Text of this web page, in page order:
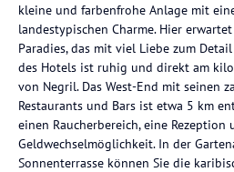
kleine und farbenfrohe Anlage mit
landestypischen Charme. Hier
Paradies, das mit viel Liebe zum
des Hotels ist ruhig und direkt am
von Negril. Das West-End mit seinen
Restaurants und Bars ist etwa 5 km
einen Raucherbereich, eine Rezeption
Geldwechselmöglichkeit. In der
Sonnenterrasse können Sie die